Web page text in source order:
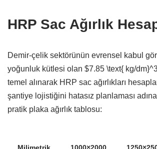
HRP Sac Ağırlık
Demir-çelik sektörünün evrensel kabul
yoğunluk kütlesi olan $7.85 \text{ kg/
temel alınarak HRP sac ağırlıkları
şantiye lojistiğini hatasız planlaması adına
pratik plaka ağırlık tablosu: